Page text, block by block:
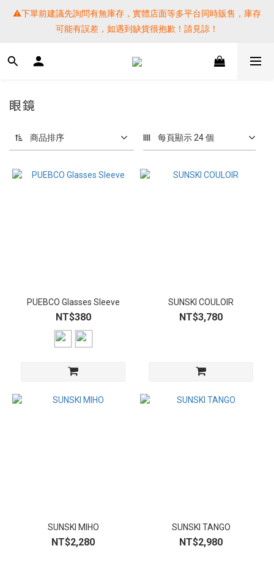
⚠️下單前建議先詢問有無庫存，實體店面等多平台同時販售，庫存
可能有誤差，如遇到缺貨很抱歉！請見諒！
⚠️下單前建議先詢問有無庫存，實體店面等多平台同時販售，庫存
可能有誤差，如遇到缺貨很抱歉！請見諒！
SF EXPRESS WORLD SHIPPING
提醒各位⚠️下單後寄出，請務必在時間內完成取貨才是乖寶寶呦~
⚠️下單前建議先詢問有無庫存，實體店面等多平台同時販售，庫存
眼鏡
商品排序 每頁顯示 24 個
PUEBCO Glasses Sleeve
NT$380
SUNSKI COULOIR
NT$3,780
SUNSKI MIHO
NT$2,280
SUNSKI TANGO
NT$2,980